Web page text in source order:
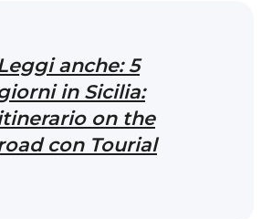
anche: 5
in Sicilia:
on the
con Tourial